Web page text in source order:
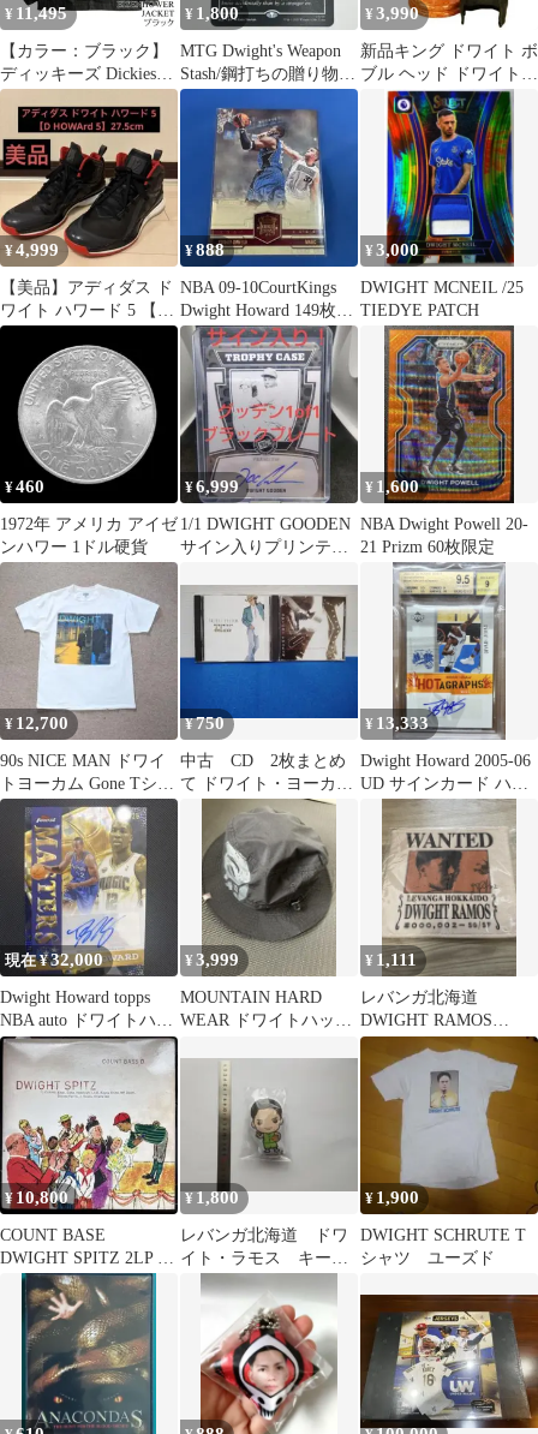
¥ 11,495
【カラー：ブラック】
ディッキーズ Dickies
#JT75 アンラインド ア
イゼンハワージャケッ
ト メンズ スイングトッ
プ ワークジャケット シ
ョートジャケット ショ
ート丈 アウター シンプ
ル
¥ 1,800
MTG Dwight's Weapon
Stash/鋼打ちの贈り物
ボーダーレス
¥ 3,990
新品キング ドワイト ボ
ブル ヘッド ドワイト・
シュルート The Office
¥4,999
【美品】アディダス ド
ワイト ハワード 5 【D
HOWArd 5】27.5cm
¥888
NBA 09-10CourtKings
Dwight Howard 149枚限
定
¥3,000
DWIGHT MCNEIL /25
TIEDYE PATCH
¥460
1972年 アメリカ アイゼ
ンハワー 1ドル硬貨
¥6,999
1/1 DWIGHT GOODEN
サイン入りプリンティ
¥ 1,600
NBA Dwight Powell 20-
21 Prizm 60枚限定
¥ 12,700
90s NICE MAN ドワイ
トヨーカム Gone Tシャ
ツ L USA製
¥750
中古 CD 2枚まとめ
て ドワイト・ヨーカム
/ DWIGHT YOAKAM
¥ 13,333
Dwight Howard 2005-06
UD サインカード ハワ
ード BGS
現在 ¥32,000
Dwight Howard topps
NBA auto ドワイトハワ
ード
¥3,999
MOUNTAIN HARD
WEAR ドワイトハット
¥ 1,111
レバンガ北海道
DWIGHT RAMOS
WANTED タオル
¥ 10,800
COUNT BASE
DWIGHT SPITZ 2LP レ
コード
¥1,800
レバンガ北海道 ドワ
イト・ラモス キーチ
ェーン
¥ 1,900
DWIGHT SCHRUTE T
シャツ ユーズド